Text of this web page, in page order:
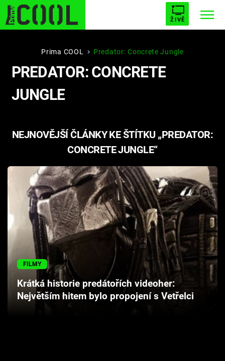
ŽIVĚ
STARHOUSE BUFFY, PŘEMOŽITELKA UPÍRŮ
ESCAPE PLNEJ KOTEL AVENGERS 5
Témata
Seriály
Hry
Cool Esport
Pořady
TV Program
Sledujte prima+
Prima COOL Predator: Concrete Jungle
PREDATOR: CONCRETE
JUNGLE
NEJNOVĚJŠÍ ČLÁNKY KE ŠTÍTKU „PREDATOR:
CONCRETE JUNGLE“
FILMY
Krátká historie predátořích videoher:
Největším hitem bylo propojení s Vetřelci